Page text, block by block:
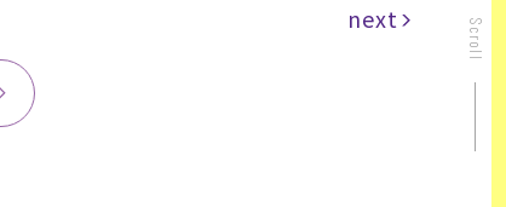
next
Scroll